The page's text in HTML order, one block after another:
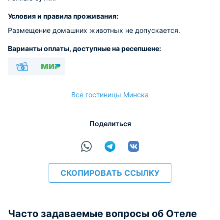
Условия и правила проживания:
Размещение домашних животных не допускается.
Варианты оплаты, доступные на ресепшене:
Все гостиницы Минска
Поделиться
СКОПИРОВАТЬ ССЫЛКУ
Часто задаваемые вопросы об Отеле